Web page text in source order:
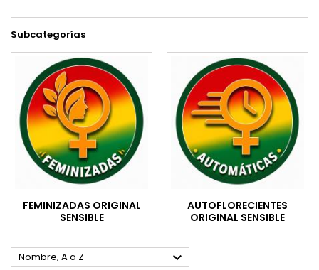
Subcategorías
FEMINIZADAS ORIGINAL
SENSIBLE
AUTOFLORECIENTES
ORIGINAL SENSIBLE
Nombre, A a Z 